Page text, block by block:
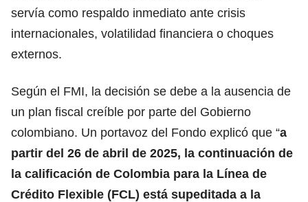
servía como respaldo inmediato ante crisis
internacionales, volatilidad financiera o choques
externos.
Según el FMI, la decisión se debe a la ausencia de
un plan fiscal creíble por parte del Gobierno
colombiano. Un portavoz del Fondo explicó que “a
partir del 26 de abril de 2025, la continuación de
la calificación de Colombia para la Línea de
Crédito Flexible (FCL) está supeditada a la